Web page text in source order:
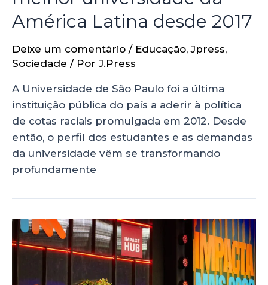
América Latina desde 2017
Deixe um comentário / Educação,Jpress,
Sociedade / PorJ.Press
A Universidade de São Paulo foi a última
instituição pública do país a aderir à política
de cotas raciais promulgada em 2012. Desde
então, o perfil dos estudantes e as demandas
da universidade vêm se transformando
profundamente